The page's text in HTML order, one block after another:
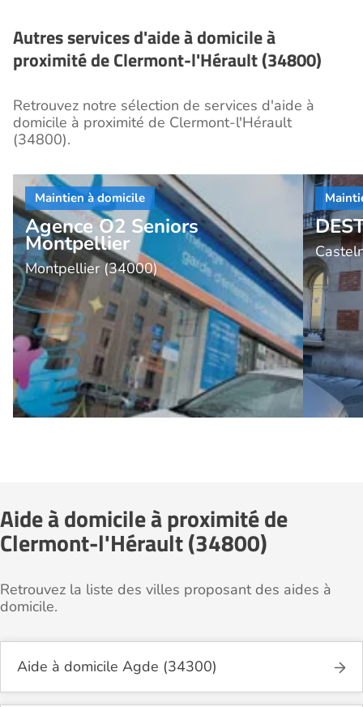
Autres services d'aide à domicile à
proximité de Clermont-l'Hérault (34800)
Retrouvez notre sélection de services d'aide à
domicile à proximité de Clermont-l'Hérault
(34800).
Agence O2 Seniors
Montpellier
Montpellier (34000)
Aide à domicile à proximité de
Clermont-l'Hérault (34800)
Retrouvez la liste des villes proposant des aides à
domicile.
Aide à domicile Agde (34300)